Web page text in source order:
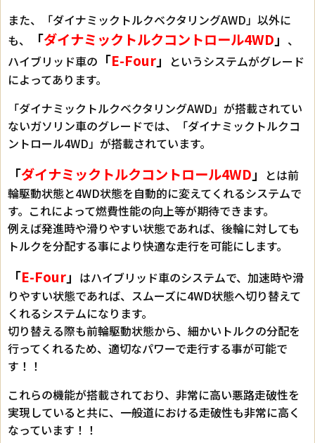
また、「ダイナミックトルクベクタリングAWD」以外に
も、
「ダイナミックトルクコントロール4WD」 、
ハイブリッド車の 「E-Four」
というシステムがグレード
によってあります。
「ダイナミックトルクベクタリングAWD」が搭載されてい
ないガソリン車のグレードでは、「ダイナミックトルクコ
ントロール4WD」が搭載されています。
「ダイナミックトルクコントロール4WD」
とは前
輪駆動状態と4WD状態を自動的に変えてくれるシステムで
す。これによって燃費性能の向上等が期待できます。
例えば発進時や滑りやすい状態であれば、後輪に対しても
トルクを分配する事により快適な走行を可能にします。
「E-Four」 はハイブリッド車のシステムで、加速時や滑
りやすい状態であれば、スムーズに4WD状態へ切り替えて
くれるシステムになります。
切り替える際も前輪駆動状態から、細かいトルクの分配を
行ってくれるため、適切なパワーで走行する事が可能で
す！！
これらの機能が搭載されており、非常に高い悪路走破性を
実現していると共に、一般道における走破性も非常に高く
なっています！！